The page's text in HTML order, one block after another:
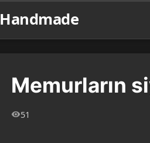
Handmade
Memurların
51